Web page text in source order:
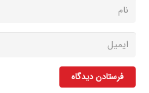
فرستادن دیدگاه